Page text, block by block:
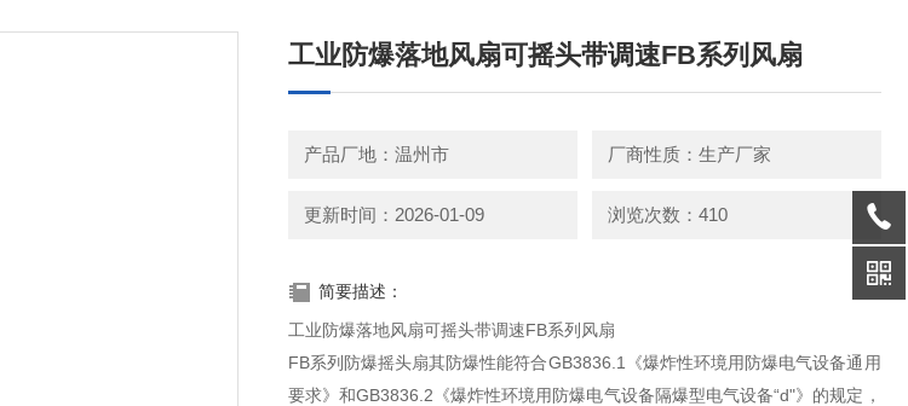
工业防爆落地风扇可摇头带调速FB系列风扇
产品厂地：温州市 厂商性质：生产厂家
更新时间：2026-01-09 浏览次数：410
简要描述：
工业防爆落地风扇可摇头带调速FB系列风扇
FB系列防爆摇头扇其防爆性能符合GB3836.1《爆炸性环境用防爆电气设备通用
要求》和GB3836.2《爆炸性环境用防爆电气设备隔爆型电气设备“d"》的规定，